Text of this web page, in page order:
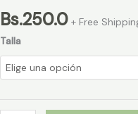
Bs.250.0 + Free
Talla